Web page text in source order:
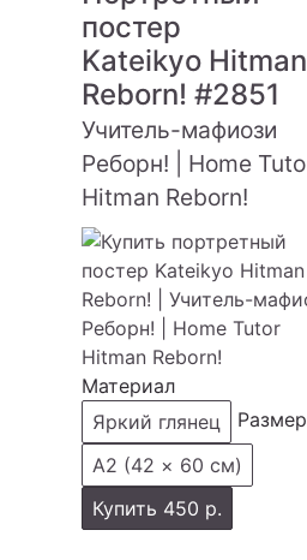
постер
Kateikyo Hitman
Reborn! #2851
Учитель-мафиози
Реборн! | Home
Hitman Reborn!
Материал
Яркий глянец
Размер
А2 (42 × 60 см)
Купить 450 р.